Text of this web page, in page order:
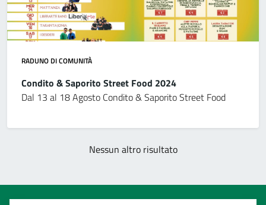
RADUNO DI COMUNITÀ
Condito & Saporito Street Food 2024
Dal 13 al 18 Agosto Condito & Saporito Street Food
Nessun altro risultato